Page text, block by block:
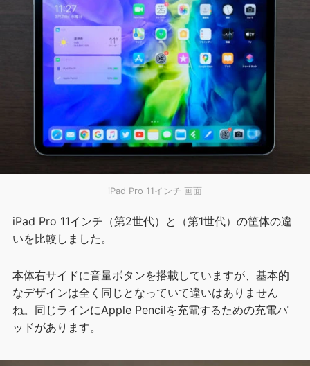
iPad Pro 11インチ 画面
iPad Pro 11インチ（第2世代）と（第1世代）の筐体の違
いを比較しました。
本体右サイドに音量ボタンを搭載していますが、基本的
なデザインは全く同じとなっていて違いはありません
ね。同じラインにApple Pencilを充電するための充電パ
ッドがあります。